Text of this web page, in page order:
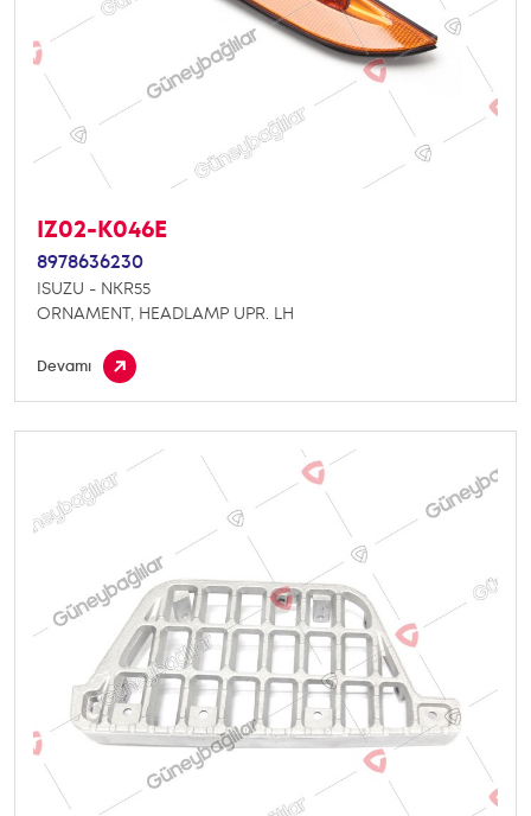
IZ02-K046E
8978636230
ISUZU - NKR55
ORNAMENT, HEADLAMP UPR. LH
Devamı